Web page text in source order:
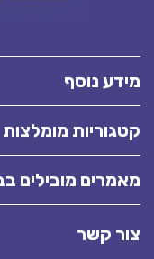
מידע נוסף
קטגוריות מומלצות
מאמרים מובילים
צור קשר